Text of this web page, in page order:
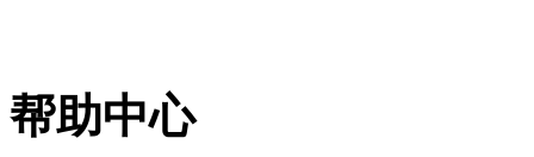
帮助中心